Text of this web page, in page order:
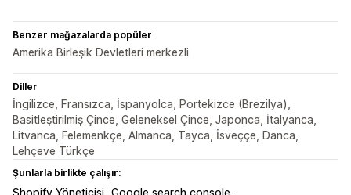
Benzer mağazalarda popüler
Amerika Birleşik Devletleri merkezli
Diller
İngilizce, Fransızca, İspanyolca, Portekizce (Brezilya),
Basitleştirilmiş Çince, Geleneksel Çince, Japonca, İtalyanca,
Litvanca, Felemenkçe, Almanca, Tayca, İsveççe, Danca,
Lehçeve Türkçe
Şunlarla birlikte çalışır: